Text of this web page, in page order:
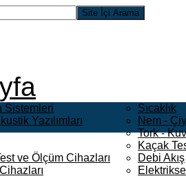
Sistemleri
Yazılımları
ve Ölçüm Cihazları
Sıcaklık
Nem -
Tork -
Kaçak
Debi Akış